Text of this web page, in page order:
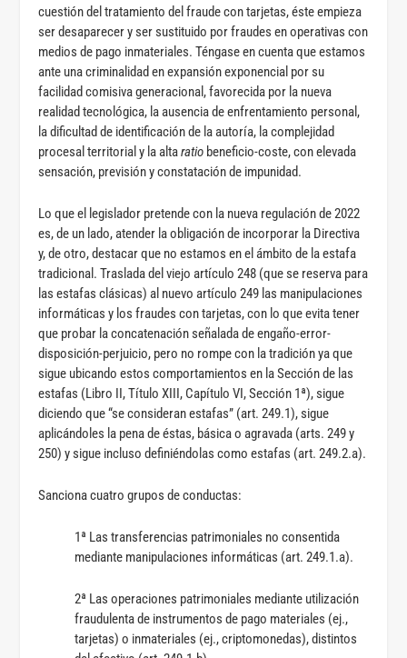
cuestión del tratamiento del fraude con tarjetas, éste empieza
ser desaparecer y ser sustituido por fraudes en operativas con
medios de pago inmateriales. Téngase en cuenta que estamos
ante una criminalidad en expansión exponencial por su
facilidad comisiva generacional, favorecida por la nueva
realidad tecnológica, la ausencia de enfrentamiento personal,
la dificultad de identificación de la autoría, la complejidad
procesal territorial y la altaratio beneficio-coste, con elevada
sensación, previsión y constatación de impunidad.
Lo que el legislador pretende con la nueva regulación de 2022
es, de un lado, atender la obligación de incorporar la Directiva
y, de otro, destacar que no estamos en el ámbito de la estafa
tradicional. Traslada del viejo artículo 248 (que se reserva para
las estafas clásicas) al nuevo artículo 249 las manipulaciones
informáticas y los fraudes con tarjetas, con lo que evita tener
que probar la concatenación señalada de engaño-error-
disposición-perjuicio, pero no rompe con la tradición ya que
sigue ubicando estos comportamientos en la Sección de las
estafas (Libro II, Título XIII, Capítulo VI, Sección 1ª), sigue
diciendo que “se consideran estafas” (art. 249.1), sigue
aplicándoles la pena de éstas, básica o agravada (arts. 249 y
250) y sigue incluso definiéndolas como estafas (art. 249.2.a).
Sanciona cuatro grupos de conductas:
1ª Las transferencias patrimoniales no consentida
mediante manipulaciones informáticas (art. 249.1.a).
2ª Las operaciones patrimoniales mediante utilización
fraudulenta de instrumentos de pago materiales (ej.,
tarjetas) o inmateriales (ej., criptomonedas), distintos